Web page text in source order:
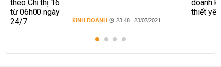
KINH DOANH 23:48 | 23/07/2021